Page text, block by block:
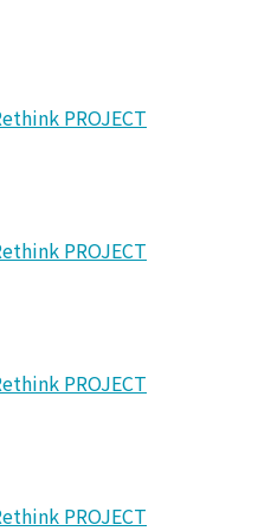
PROJECT
PROJECT
PROJECT
PROJECT